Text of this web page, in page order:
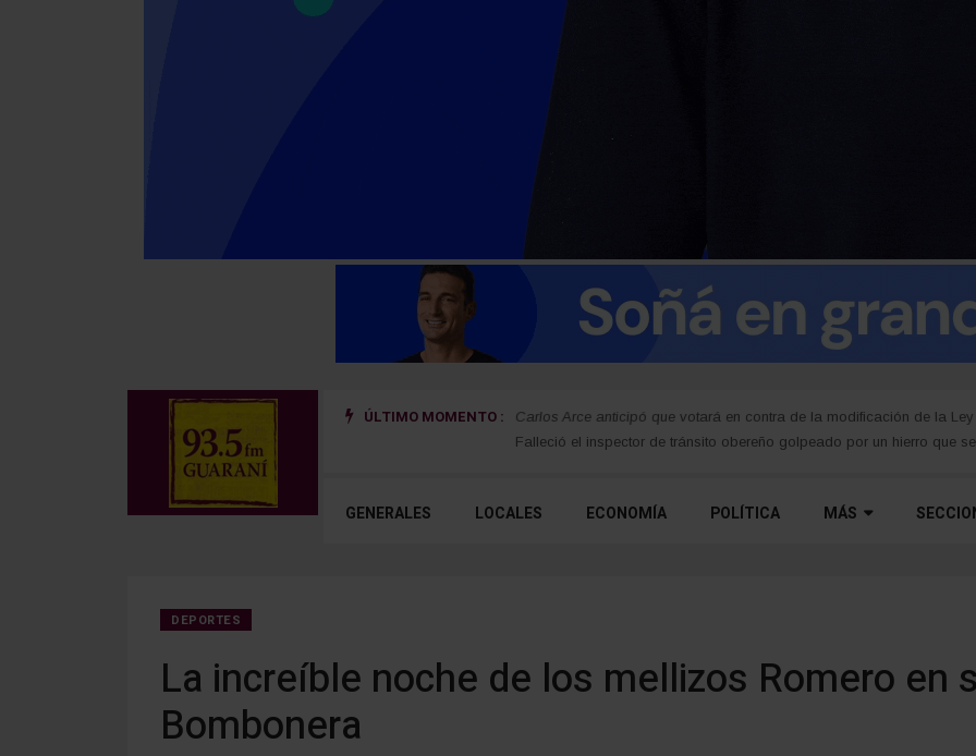
ÚLTIMO MOMENTO :
por un hierro que se desprendió de un camión Carlos Arce anticipó que votará en contra de la modificación de la
GENERALES LOCALES ECONOMÍA POLÍTICA MÁS
DEPORTES
La increíble noche de los mellizos Romero en
Bombonera